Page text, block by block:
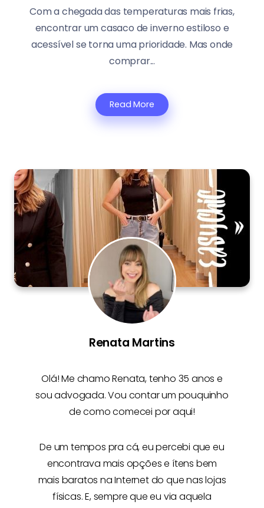
Com a chegada das temperaturas mais frias,
encontrar um casaco de inverno estiloso e
acessível se torna uma prioridade. Mas onde
comprar...
Read More
Renata Martins
Olá! Me chamoRenata, tenho 35 anos e
sou advogada. Vou contar um pouquinho
de como comecei por aqui!
De um tempos pra cá, eu percebi que eu
encontrava mais opções e ítens bem
mais baratos na Internetdo que nas lojas
físicas. E, sempre que eu via aquela